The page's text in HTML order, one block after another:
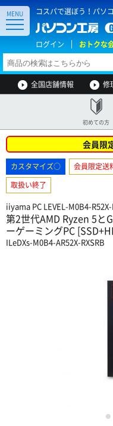
コスパで選ぼう！パソ
ログイン おトクな
MENU
全国店舗情報 修
初めての方
会員限
カスタマイズ○
会員限定送
取扱い終了
iiyama PC LEVEL-M0B4-R52X-
第2世代AMD Ryzen 5と
ーゲーミングPC
ILeDXs-M0B4-AR52X-RXSRB